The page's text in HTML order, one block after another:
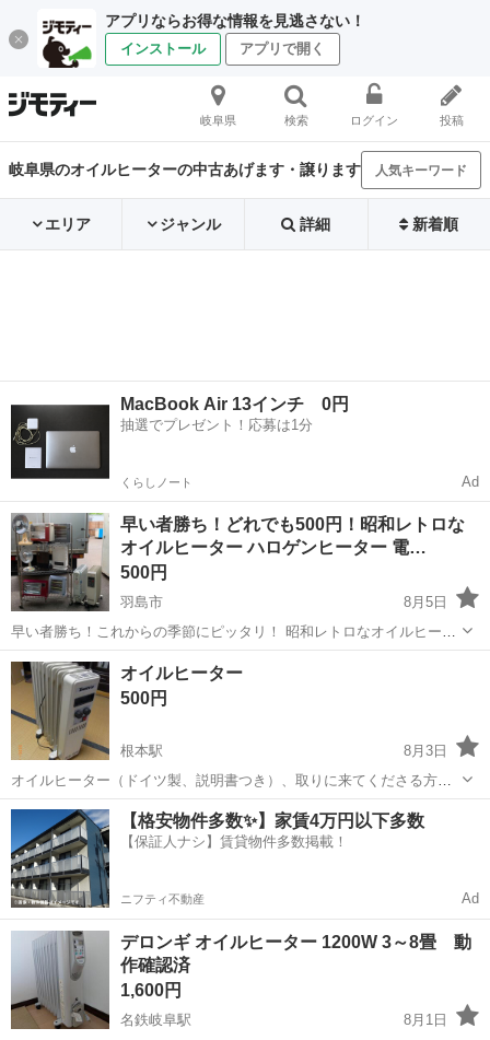
アプリならお得な情報を見逃さない！
インストール アプリで開く
岐阜県 検索 ログイン 投稿
岐阜県のオイルヒーターの中古あげます・譲ります 人気キーワード
エリア ジャンル 詳細 新着順
MacBook Air 13インチ 0円
抽選でプレゼント！応募は1分
くらしノート Ad
早い者勝ち！どれでも500円！昭和レトロな
オイルヒーター ハロゲンヒーター 電…
500円
羽島市
8月5日
早い者勝ち！これからの季節にピッタリ！ 昭和レトロなオイルヒータ
ー 昭和レトロなハロゲンヒーター 昭和レトロな電気ストーブ どれで
も500円！ 状態は中古品ですので使用感は有りますがまだまだ使える
商品です！...
岐阜 羽島市 季節、空調家電
オイルヒーター
500円
根本駅
8月3日
オイルヒーター（ドイツ製、説明書つき）、取りに来てくださる方
に。
岐阜 多治見市 根本駅 季節、空調家電
【格安物件多数✨】家賃4万円以下多数
【保証人ナシ】賃貸物件多数掲載！
ニフティ不動産 Ad
デロンギ オイルヒーター 1200W 3～8畳 動
作確認済
1,600円
名鉄岐阜駅
8月1日